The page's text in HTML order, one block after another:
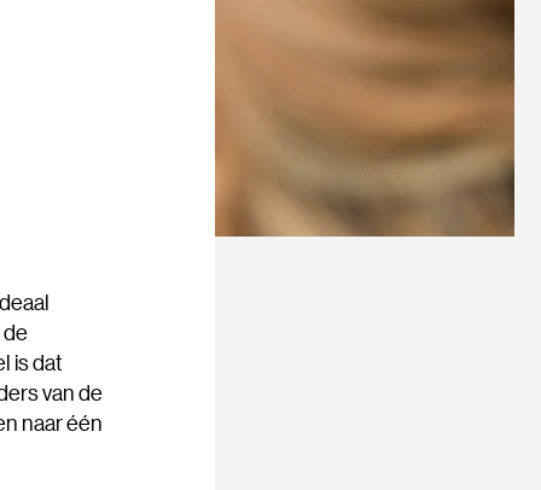
de
is dat
van de
naar één